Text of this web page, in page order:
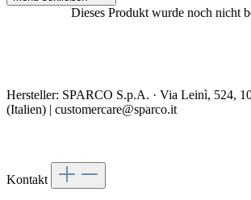
Hersteller: SPARCO S.p.A. · Via Leinì, 524,
(Italien) | customercare@sparco.it
Kontakt